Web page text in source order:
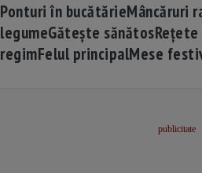
Ponturi în bucătărieMâncăruri
legumeGătește sănătosRețete
regimFelul principalMese